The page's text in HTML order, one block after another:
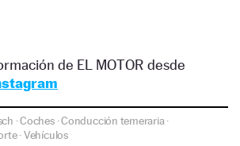
de EL MOTOR desde
·Coches·Conducción temeraria·
·Vehículos